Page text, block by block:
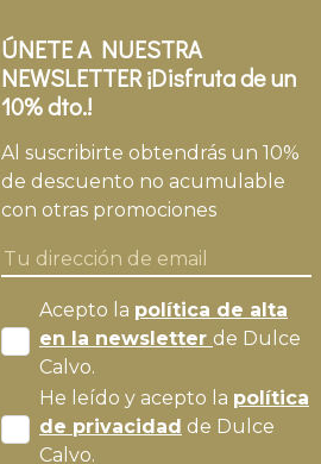
ÚNETE A NUESTRA
NEWSLETTER ¡Disfruta de un
10% dto.!
Al suscribirte obtendrás un 10%
de descuento no acumulable
con otras promociones
Acepto la política de alta
en la newsletter de Dulce
Calvo.
He leído y acepto la política
de privacidad de Dulce
Calvo.